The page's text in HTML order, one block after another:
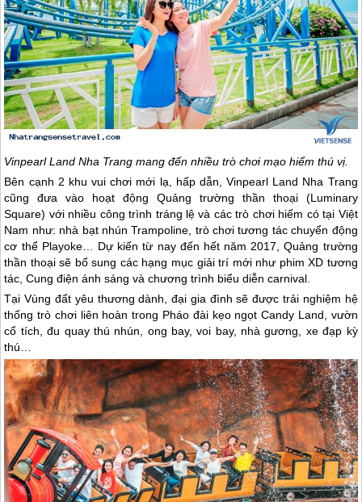
Vinpearl LandNha Trang mang đến nhiều trò chơi mạo hiểm thú vị.
Bên cạnh 2 khu vui chơi mới lạ, hấp dẫn, Vinpearl Land Nha Trang
cũng đưa vào hoạt động Quảng trường thần thoại (Luminary
Square) với nhiều công trình tráng lệ và các trò chơi hiếm có tại Việt
Nam như: nhà bạt nhún Trampoline, trò chơi tương tác chuyển động
cơ thể Playoke… Dự kiến từ nay đến hết năm 2017, Quảng trường
thần thoại sẽ bổ sung các hạng mục giải trí mới như phim XD tương
tác, Cung điện ánh sáng và chương trình biểu diễn carnival.
Tại Vùng đất yêu thương dành, đại gia đình sẽ được trải nghiệm hệ
thống trò chơi liên hoàn trong Pháo đài kẹo ngọt Candy Land, vườn
cổ tích, đu quay thú nhún, ong bay, voi bay, nhà gương, xe đạp kỳ
thú…